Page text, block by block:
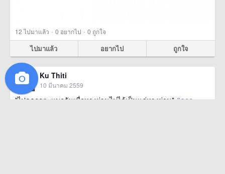
12ไปมาแล้ว · 0 อยากไป · 0 ถูกใจ
ไปมาแล้ว อยากไป ถูกใจ
Ku Thiti
10 มีนาคม 2559
"ไปดูดอกตะแบกกันเมื่อทางผ่านไม่ได้เป็นแค่ทางผ่าน"#ดอก